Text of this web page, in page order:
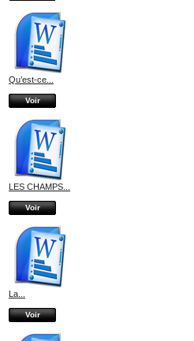
Qu’est-ce...
Voir
LES CHAMPS...
Voir
La...
Voir